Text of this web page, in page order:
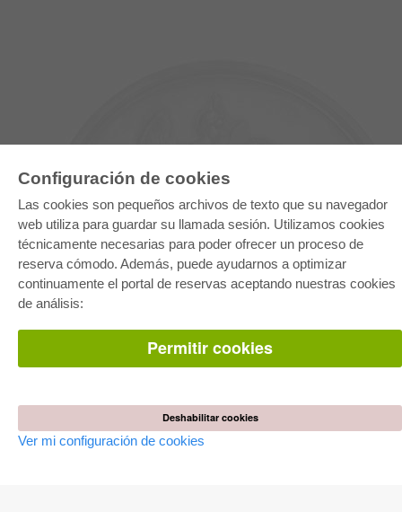
Configuración de cookies
Las cookies son pequeños archivos de texto que su navegador
web utiliza para guardar su llamada sesión. Utilizamos cookies
técnicamente necesarias para poder ofrecer un proceso de
reserva cómodo. Además, puede ayudarnos a optimizar
continuamente el portal de reservas aceptando nuestras cookies
de análisis:
Permitir cookies
Deshabilitar cookies
Ver mi configuración de cookies
E-COLLECTION
Paquete entero
Paquete de especialidades
Facilitación de E-Books
Preguntas mas frequentes(FAQ)
Condiciones